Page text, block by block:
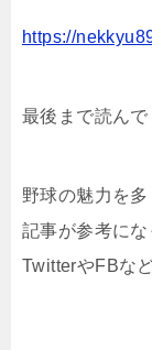
https://
最後まで読んで
野球の魅力を
記事が参考に
TwitterやFBな